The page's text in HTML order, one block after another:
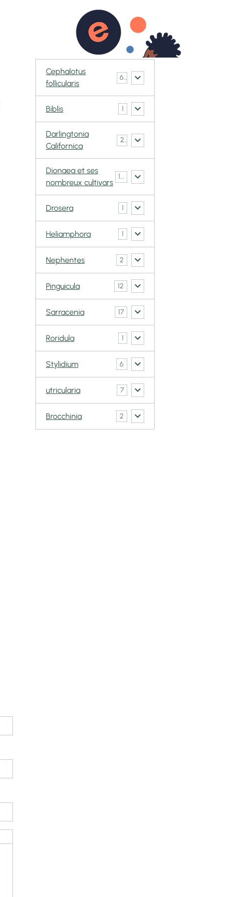
Galerie CarniVorace
Cephalotus
follicularis
6
Biblis 1
Darlingtonia
Californica
2
Dionaea et ses
nombreux cultivars
148
Drosera 1
Heliamphora 1
Nephentes 2
Pinguicula 12
Sarracenia 17
Roridula 1
Stylidium 6
utricularia 7
Brocchinia 2